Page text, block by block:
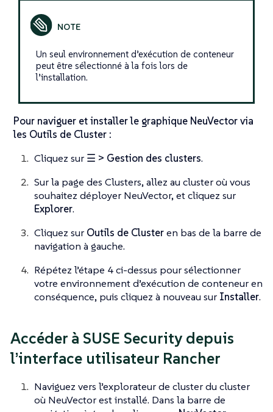
Un seul environnement d’exécution de conteneur
peut être sélectionné à la fois lors de
l’installation.
Pour naviguer et installer le graphique NeuVector via
les Outils de Cluster :
Cliquez sur ☰ > Gestion des clusters.
Sur la page des Clusters, allez au cluster où vous
souhaitez déployer NeuVector, et cliquez sur
Explorer.
Cliquez sur Outils de Clusteren bas de la barre de
navigation à gauche.
Répétez l’étape 4 ci-dessus pour sélectionner
votre environnement d’exécution de conteneur en
conséquence, puis cliquez à nouveau sur Installer.
Accéder à SUSE Security depuis
l’interface utilisateur Rancher
Naviguez vers l’explorateur de cluster du cluster
où NeuVector est installé. Dans la barre de